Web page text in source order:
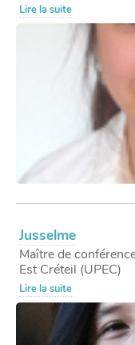
Lire la suite
Jusselme
Maître de
Est Créteil (UPEC)
Lire la suite